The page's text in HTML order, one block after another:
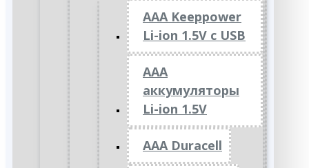
AAA Keeppower
Li-ion 1.5V с USB
ААА
аккумуляторы
Li-ion 1.5V
AAA Duracell